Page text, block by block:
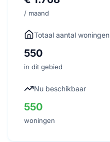
/ maand
Totaal aantal woningen
550
in dit gebied
Nu beschikbaar
550
woningen